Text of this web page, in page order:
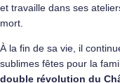
et travaille dans ses
mort.
À la fin de sa vie, il
sublimes fêtes pour la
double révolution du